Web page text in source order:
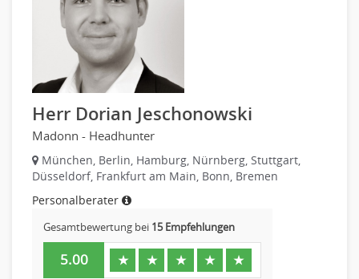
Maschinenbau
Materialwissenschaft
Mechatronik
Medizintechnik
Optiker, Akustiker
Brandschutz
Prozessmanagement
Qualitätsmanagement
Technische Dokumentation
Technischer Systemplaner, Bauzeichner
Veranstaltungstechnik
Verfahrenstechnik
Vertriebsingenieur
Herr Dorian Jeschonowski
Madonn - Headhunter
München, Berlin, Hamburg, Nürnberg, Stuttgart,
Düsseldorf, Frankfurt am Main, Bonn, Bremen
Personalberater
Gesamtbewertung bei 15 Empfehlungen
5.00 ★ ★ ★ ★ ★